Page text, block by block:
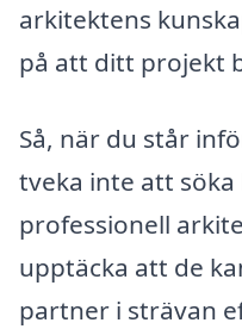
arkitektens
på att ditt projekt
Så, när du står
tveka inte att
professionell
upptäcka att de
partner i strävan